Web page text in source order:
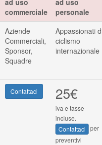
ad uso
commerciale
ad uso
personale
Aziende
Commerciali,
Sponsor,
Squadre
Appassionati
ciclismo
internazionale
Contattaci 25€
iva e tasse
incluse.
Contattaci per
preventivi